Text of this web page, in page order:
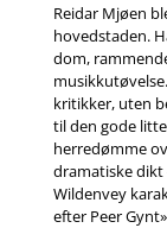
Reidar Mjøen
hovedstaden.
dom,
kritikker, uten
til den gode
herredømme
dramatiske dikt
Wildenvey
efter Peer